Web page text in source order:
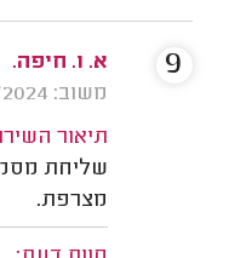
א. ו. חיפה.
משוב: 25/12/2024
תיאור
שליחת
מצרפת.
9